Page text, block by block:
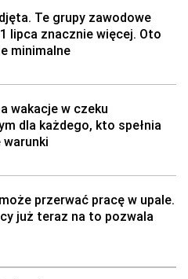
Te grupy zawodowe
lipca znacznie więcej. Oto
minimalne
wakacje w czeku
dla każdego, kto spełnia
przerwać pracę w upale.
już teraz na to pozwala